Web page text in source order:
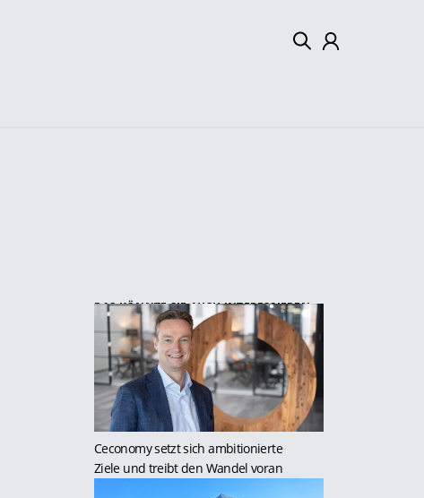
DAS KÖNNTE SIE AUCH INTERESSIEREN:
Ceconomy setzt sich ambitionierte
Ziele und treibt den Wandel voran